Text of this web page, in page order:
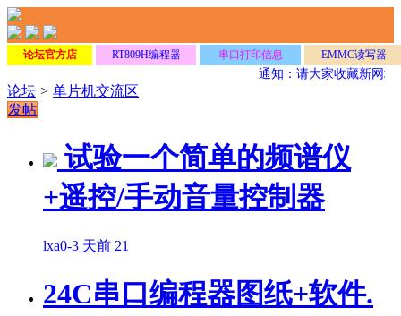
论坛官方店 RT809H编程器 串口打印信息 EMMC读写器
通知：请大家收藏新网址
论坛 > 单片机交流区
发帖
试验一个简单的频谱仪
+遥控/手动音量控制器
lxa0-3 天前 21
24C串口编程器图纸+软件.